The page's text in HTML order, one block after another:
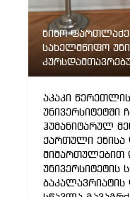
ნინო ფართლაძე
სახელმწიფო
აკაკი
უნივერსიტეტში
ჰუმანიტარულ
ქართული ენისა
მიმართულებით
უნივერსიტეტის
ბაკალავრიატის